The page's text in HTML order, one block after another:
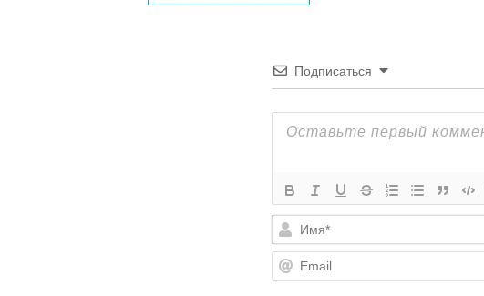
Подписаться